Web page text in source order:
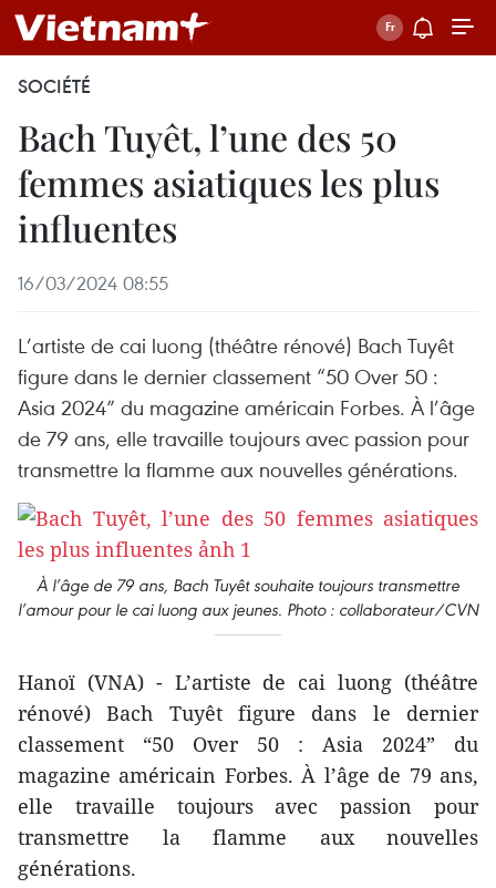
SOCIÉTÉ
Bach Tuyêt, l’une des 50
femmes asiatiques les plus
influentes
16/03/2024 08:55
L’artiste de cai luong (théâtre rénové) Bach Tuyêt
figure dans le dernier classement “50 Over 50 :
Asia 2024” du magazine américain Forbes. À l’âge
de 79 ans, elle travaille toujours avec passion pour
transmettre la flamme aux nouvelles générations.
À l’âge de 79 ans, Bach Tuyêt souhaite toujours transmettre
l’amour pour le cai luong aux jeunes. Photo : collaborateur/CVN
Hanoï (VNA) - L’artiste de cai luong (théâtre
rénové) Bach Tuyêt figure dans le dernier
classement “50 Over 50 : Asia 2024” du
magazine américain Forbes. À l’âge de 79 ans,
elle travaille toujours avec passion pour
transmettre la flamme aux nouvelles
générations.